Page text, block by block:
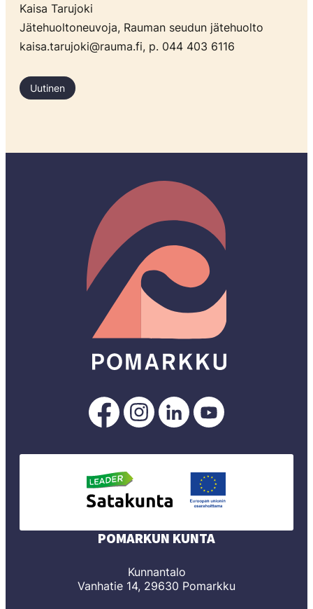
Kaisa Tarujoki
Jätehuoltoneuvoja, Rauman seudun jätehuolto
kaisa.tarujoki@rauma.fi, p. 044 403 6116
Uutinen
Pomarkku
Facebookissa
Pomarkku
Instagramissa
Pomarkku
LinkedInissä
POMARKUN KUNTA
Kunnantalo
Vanhatie 14, 29630 Pomarkku